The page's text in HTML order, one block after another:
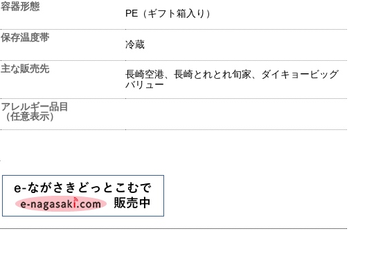
容器形態
PE（ギフト箱入り）
保存温度帯
冷蔵
主な販売先
長崎空港、長崎とれとれ旬家、ダイキョービッグ
バリュー
アレルギー品目
（任意表示）